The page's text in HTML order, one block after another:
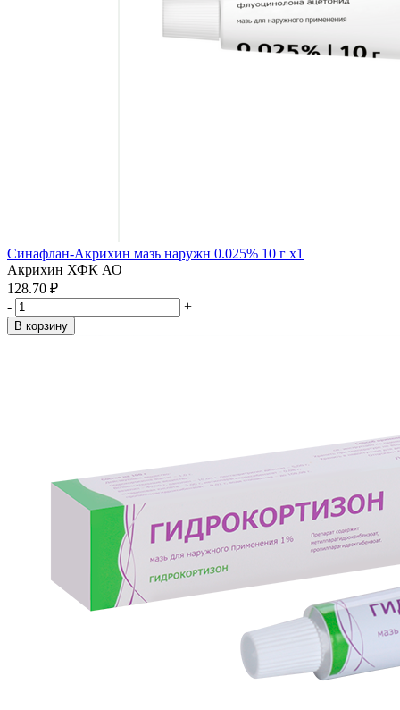
Синафлан-Акрихин мазь наружн 0.025% 10 г x1
Акрихин ХФК АО
128.70 ₽
-
+
В корзину